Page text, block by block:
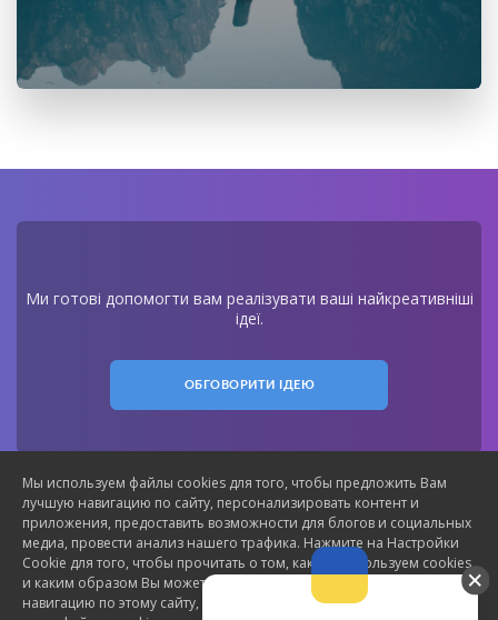
Ми готові допомогти вам реалізувати ваші найкреативніші
ідеї.
ОБГОВОРИТИ ІДЕЮ
©2026Ensocore - всі права захищені
email:
office@ensocore.com
Мы используем файлы cookies для того, чтобы предложить Вам
лучшую навигацию по сайту, персонализировать контент и
приложения, предоставить возможности для блогов и социальных
медиа, провести анализ нашего трафика. Нажмите на Настройки
Cookie для того, чтобы прочитать о том, как мы используем cookies
и каким образом Вы можете их контролировать. Продолжая
навигацию по этому сайту, вы соглашаетесь на использование